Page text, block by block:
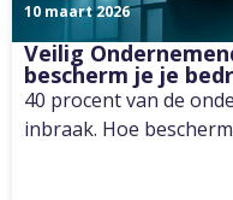
10 maart 2026
Veilig
bescherm je je
40 procent van de
inbraak. Hoe